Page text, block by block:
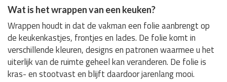
Wat is het wrappen van een keuken?
Wrappen houdt in dat de vakman een folie aanbrengt op
de keukenkastjes, frontjes en lades. De folie komt in
verschillende kleuren, designs en patronen waarmee u het
uiterlijk van de ruimte geheel kan veranderen. De folie is
kras- en stootvast en blijft daardoor jarenlang mooi.